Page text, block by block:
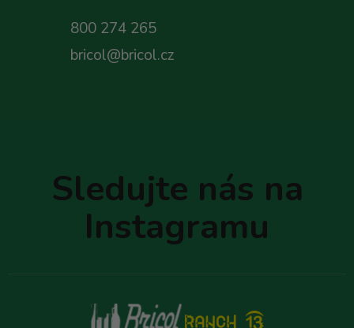
800 274 265
bricol@bricol.cz
Sledujte nás na
Instagramu